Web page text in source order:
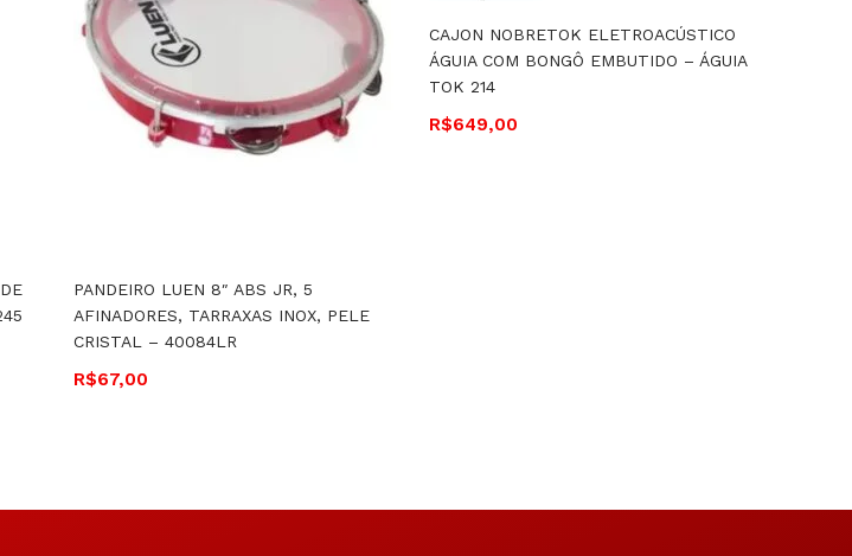
PANDEIRO LUEN 8″ ABS JR, 5
AFINADORES, TARRAXAS INOX, PELE
CRISTAL – 40084LR
R$67,00
CAJON NOBRETOK ELETROACÚSTICO
ÁGUIA COM BONGÔ EMBUTIDO – ÁGUIA
TOK 214
R$649,00